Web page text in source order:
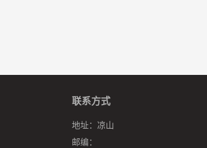
联系方式
地址： 凉山
邮编：